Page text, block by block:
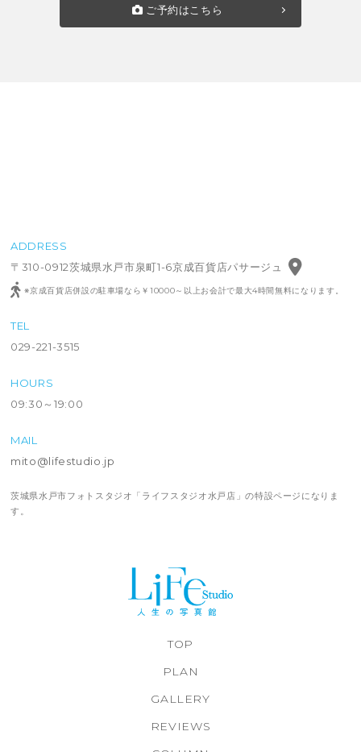
ご予約はこちら
ADDRESS
〒310-0912茨城県水戸市泉町1-6京成百貨店パサージュ
※京成百貨店併設の駐車場なら￥10000～以上お会計で最大4時間無料になります。
TEL
029-221-3515
HOURS
09:30～19:00
MAIL
mito@lifestudio.jp
茨城県水戸市フォトスタジオ「ライフスタジオ水戸店」の特設ページになりま
す。
TOP
PLAN
GALLERY
REVIEWS